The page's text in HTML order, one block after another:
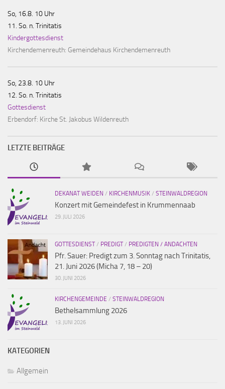
So, 16.8. 10 Uhr
11. So. n. Trinitatis
Kindergottesdienst
Kirchendemenreuth: Gemeindehaus Kirchendemenreuth
So, 23.8. 10 Uhr
12. So. n. Trinitatis
Gottesdienst
Erbendorf: Kirche St. Jakobus Wildenreuth
LETZTE BEITRÄGE
DEKANAT WEIDEN / KIRCHENMUSIK / STEINWALDREGION
Konzert mit Gemeindefest in Krummennaab
29. JULI 2026
GOTTESDIENST/ PREDIGT/ PREDIGTEN / ANDACHTEN
Pfr. Sauer: Predigt zum 3. Sonntag nach Trinitatis,
21. Juni 2026 (Micha 7, 18 – 20)
30. JUNI 2026
KIRCHENGEMEINDE / STEINWALDREGION
Bethelsammlung 2026
13. JUNI 2026
KATEGORIEN
Allgemein